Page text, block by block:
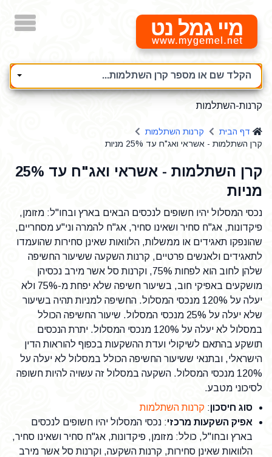
מיי גמל נט
הקלד שם או מספר קרן השתלמות...
קרנות-השתלמות
דף הבית
קרנות השתלמות
קרן השתלמות - אשראי ואג"ח עד 25% מניות
קרן השתלמות - אשראי ואג"ח עד 25%
מניות
נכסי המסלול יהיו חשופים לנכסים הבאים בארץ ובחו"ל: מזומן,
פיקדונות, אג"ח סחיר ושאינו סחיר, אג"ח להמרה וני"ע מסחריים,
שהונפקו תאגידים או ממשלות, הלוואות שאינן סחירות שהועמדו
לתאגידים ולאנשים פרטיים, קרנות השקעה ששיעור החשיפה
שלהן לחוב הוא לפחות 75%, וקרנות סל אשר מירב נכסיהן
מושקעים באפיקי חוב, בשיעור חשיפה שלא יפחת מ-75% ולא
יעלה על 120% מנכסי המסלול. החשיפה למניות תהיה בשיעור
שלא יעלה על 25% מנכסי המסלול. שיעור החשיפה הכולל
במסלול לא יעלה על 120% מנכסי המסלול. יתרת הנכסים
תושקע בהתאם לשיקולי ועדת ההשקעות בכפוף להוראות הדין
הישראלי, ובתנאי ששיעור החשיפה הכולל במסלול לא יעלה על
120% מנכסי המסלול. השקעה במסלול זה עשויה להיות חשופה
לסיכוני מטבע.
סוג חיסכון: קרנות השתלמות
אפיק השקעות מרכזי: נכסי המסלול יהיו חשופים לנכסים
בארץ ובחו"ל, כולל: מזומן, פיקדונות, אג"ח סחיר ושאינו סחיר,
הלוואות שאינן סחירות, קרנות השקעה, וקרנות סל אשר מירב